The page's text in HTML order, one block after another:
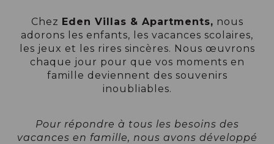
Chez Eden Villas & Apartments, nous
adorons les enfants, les vacances scolaires,
les jeux et les rires sincères. Nous œuvrons
chaque jour pour que vos moments en
famille deviennent des souvenirs
inoubliables.
Pour répondre à tous les besoins des
vacances en famille, nous avons développé